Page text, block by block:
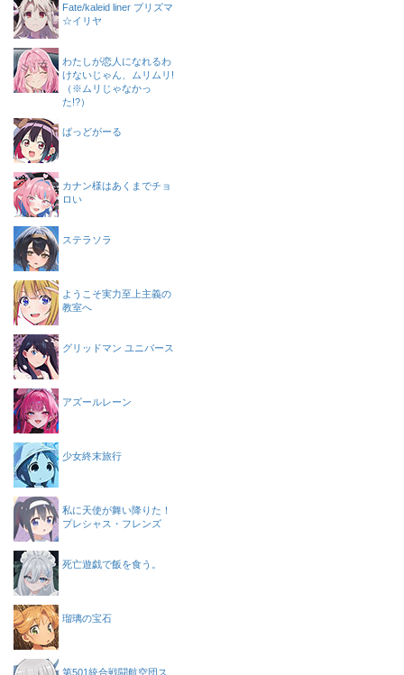
Fate/kaleid liner プリズマ
☆イリヤ
わたしが恋人になれるわ
けないじゃん、ムリムリ!
（※ムリじゃなかっ
た!?）
ばっどがーる
カナン様はあくまでチョ
ロい
ステラソラ
ようこそ実力至上主義の
教室へ
グリッドマン ユニバース
アズールレーン
少女終末旅行
私に天使が舞い降りた！
プレシャス・フレンズ
死亡遊戯で飯を食う。
瑠璃の宝石
第501統合戦闘航空団ス